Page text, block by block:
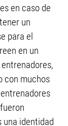
en caso de
un
para el
en un
con muchos
una identidad